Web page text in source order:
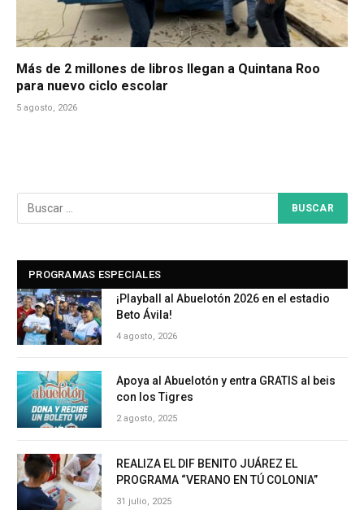
Más de 2 millones de libros llegan a Quintana Roo
para nuevo ciclo escolar
5 agosto, 2026
PROGRAMAS ESPECIALES
¡Playball al Abuelotón 2026 en el estadio
Beto Ávila!
4 agosto, 2026
Apoya al Abuelotón y entra GRATIS al beis
con los Tigres
2 agosto, 2025
REALIZA EL DIF BENITO JUÁREZ EL
PROGRAMA “VERANO EN TÚ COLONIA”
31 julio, 2025